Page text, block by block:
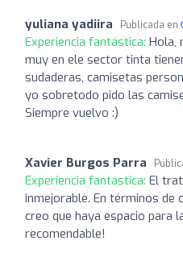
yuliana yadiira Publicada en
Experiencia fantástica: Hola,
muy en ele sector tinta
sudaderas, camisetas
yo sobretodo pido las
Siempre vuelvo :)
Xavier Burgos Parra
Experiencia fantástica: El
inmejorable. En términos de
creo que haya espacio para
recomendable!